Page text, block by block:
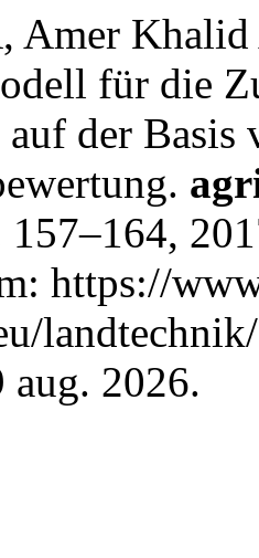
Khalid
für die
der Basis
157–164,
https://
aug. 2026.